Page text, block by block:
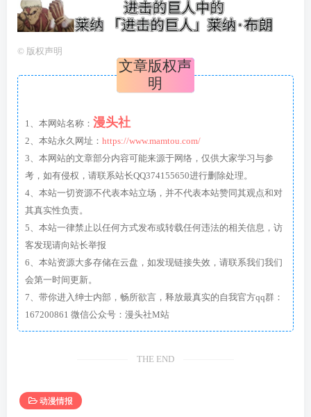
© 版权声明
文章版权声
明
1、本网站名称： 漫头社
2、本站永久网址： https://www.mamtou.com/
3、本网站的文章部分内容可能来源于网络，仅供大家学习与参
考，如有侵权，请联系站长QQ374155650进行删除处理。
4、本站一切资源不代表本站立场，并不代表本站赞同其观点和对
其真实性负责。
5、本站一律禁止以任何方式发布或转载任何违法的相关信息，访
客发现请向站长举报
6、本站资源大多存储在云盘，如发现链接失效，请联系我们我们
会第一时间更新。
7、带你进入绅士内部，畅所欲言，释放最真实的自我官方qq群：
167200861 微信公众号：漫头社M站
THE END
动漫情报